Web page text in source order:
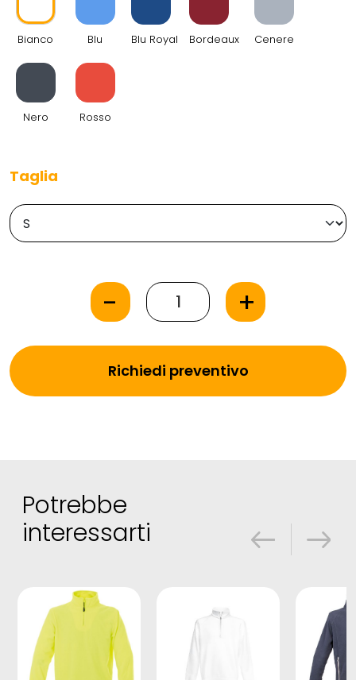
PRODOTTO MADE IN ITALY
Bianco Blu Blu Royal Bordeaux Cenere
Nero Rosso
Taglia
- +
Richiedi preventivo
Potrebbe
interessarti